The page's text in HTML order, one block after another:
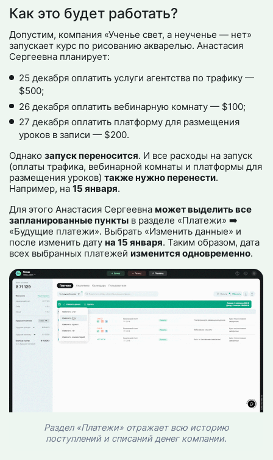
Как это будет работать?
Допустим, компания «Ученье свет, а неученье — нет»
запускает курс по рисованию акварелью. Анастасия
Сергеевна планирует:
25 декабря оплатить услуги агентства по трафику —
$500;
26 декабря оплатить вебинарную комнату — $100;
27 декабря оплатить платформу для размещения
уроков в записи — $200.
Однакозапуск переносится. И все расходы на запуск
(оплаты трафика, вебинарной комнаты и платформы для
размещения уроков)также нужно перенести.
Например, на15 января.
Для этого Анастасия Сергеевна может выделить все
запланированные пункты в разделе «Платежи» ➡️
«Будущие платежи». Выбрать «Изменить данные» и
после изменить дату на 15 января. Таким образом, дата
всех выбранных платежей изменится одновременно.
Раздел «Платежи» отражает всю историю
поступлений и списаний денег компании.